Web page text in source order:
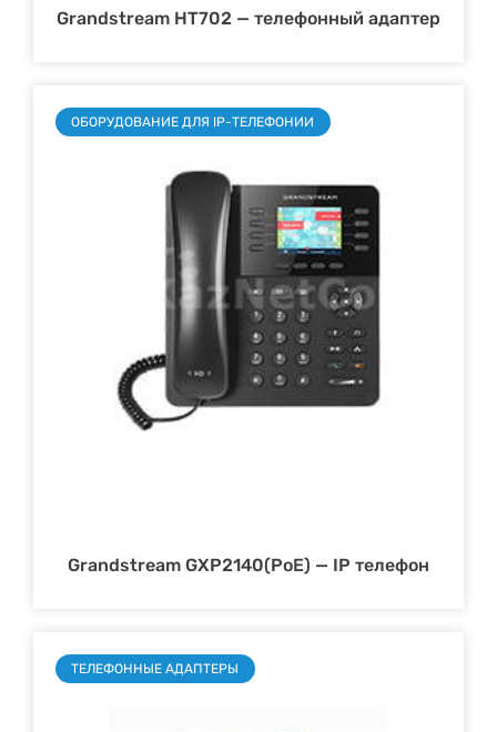
Grandstream HT702 — телефонный адаптер
ОБОРУДОВАНИЕ ДЛЯ IP-ТЕЛЕФОНИИ
Grandstream GXP2140(PoE) — IP телефон
ТЕЛЕФОННЫЕ АДАПТЕРЫ